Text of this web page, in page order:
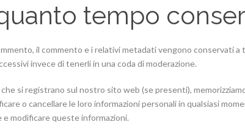
tempo
il commento e i relativi metadati vengono conservati
invece di tenerli in una coda di moderazione.
si registrano sul nostro sito web (se presenti),
o cancellare le loro informazioni personali in qualsiasi
e modificare queste informazioni.